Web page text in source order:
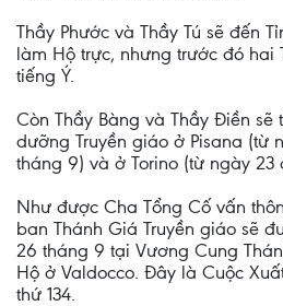
Thầy Phước và Thầy Tú sẽ đến
làm Hộ trực, nhưng trước đó hai
tiếng Ý.
Còn Thầy Bàng và Thầy Điền sẽ
dưỡng Truyền giáo ở Pisana (từ
tháng 9) và ở Torino (từ ngày 23
Như được Cha Tổng Cố vấn
ban Thánh Giá Truyền giáo sẽ
26 tháng 9 tại Vương Cung
Hộ ở Valdocco. Đây là Cuộc
thứ 134.